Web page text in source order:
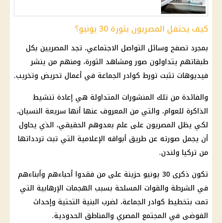
كيف يحتفل المصريون بثورة 30 يونيو؟
بمجرد تصفح وسائل التواصل الاجتماعي، تجد المصريين بكل
طبقاتهم يتداولون صور ومشاهد الثورة، ومنهم من ينشر
فيديوهات تثبت تورط كوادر الجماعة في أعمال تحريض وتخريب.
والفائدة من تلك المنشورات المتداولة هي إعادة تنشيط
الذاكرة للعوام، والتي من المعروف عنها أنها سريعة النسيان،
لكي يظل المصريون على علم بعدوهم الحقيقي، الذي يحاول
أن يجمل صورته عن طريق أبواقه الإعلامية التي تبث تردداتها
من تركيا ولندن.
تكون ذكرى 30 يونيو
حزينة على من فقدوا أحباءهم وأبناءهم
في الشرطة والقوات المسلحة بسبب الهجمات الإرهابية التي
تمت بتخطيط كوادر الجماعة، لضرب البنية التحتية وإحداث
الفوضى في المجتمع المصري والمناطق الحدودية.